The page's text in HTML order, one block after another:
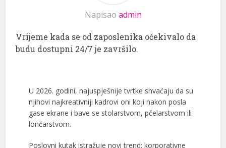
Napisao admin
Vrijeme kada se od zaposlenika očekivalo da
budu dostupni 24/7 je završilo.
U 2026. godini, najuspješnije tvrtke shvaćaju da su
njihovi najkreativniji kadrovi oni koji nakon posla
gase ekrane i bave se stolarstvom, pčelarstvom ili
lončarstvom.
Poslovni kutak istražuje novi trend: korporativne